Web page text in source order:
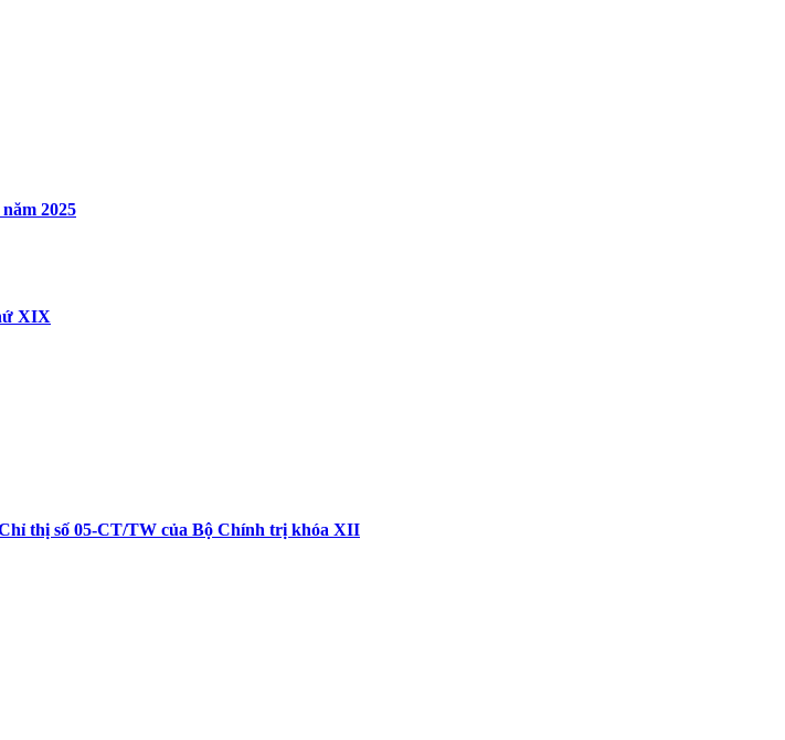
2025
XIX
thị số 05-CT/TW của Bộ Chính trị khóa XII